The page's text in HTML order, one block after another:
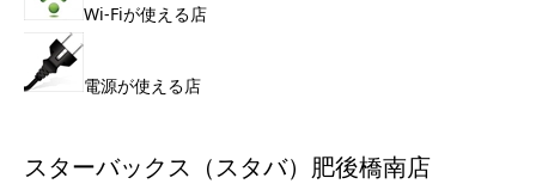
Wi-Fiが使える店
電源が使える店
スターバックス（スタバ）肥後橋南店